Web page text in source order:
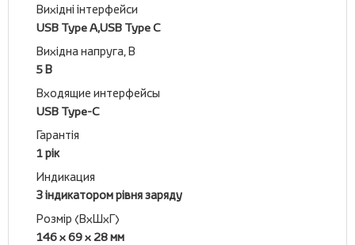
Вихідні інтерфейси
USB Type A,USB Type C
Вихідна напруга, В
5 В
Входящие интерфейсы
USB Type-C
Гарантія
1 рік
Индикация
З індикатором рівня заряду
Розмір (ВхШхГ)
146 x 69 x 28 мм